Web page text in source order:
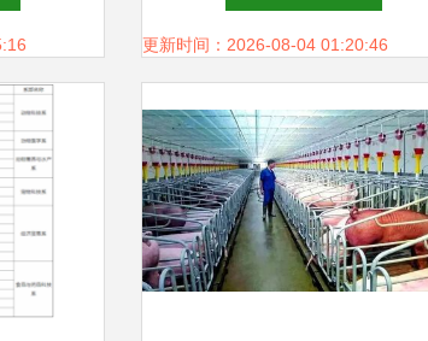
更新时间：2026-08-04 01:20:46